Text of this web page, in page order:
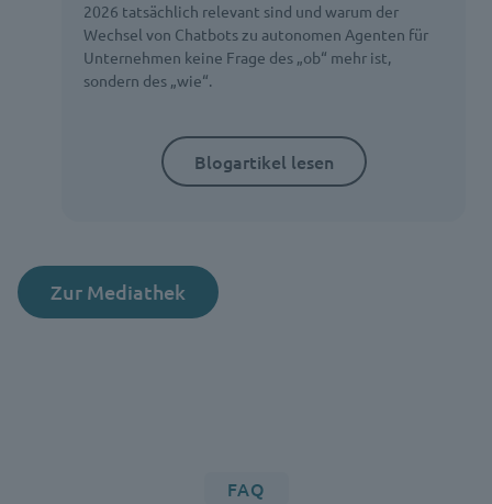
2026 tatsächlich relevant sind und warum der
Wechsel von Chatbots zu autonomen Agenten für
Unternehmen keine Frage des „ob“ mehr ist,
sondern des „wie“.
Blogartikel lesen
Zur Mediathek
FAQ